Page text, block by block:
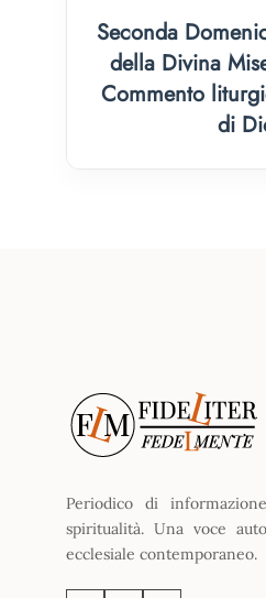
Seconda
della Divina
Commento
di
Periodico di
spiritualità. Una voce
ecclesiale contemporaneo.